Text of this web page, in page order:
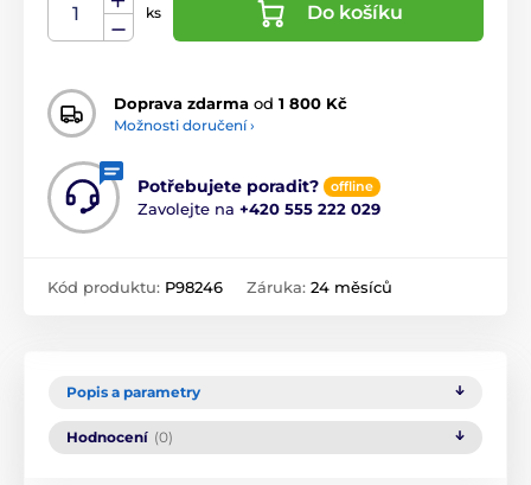
ks Do košíku
Doprava zdarma od 1 800 Kč
Možnosti doručení ›
Potřebujete poradit? offline
Zavolejte na +420 555 222 029
Kód produktu: P98246 Záruka: 24 měsíců
Popis a parametry
Hodnocení (0)